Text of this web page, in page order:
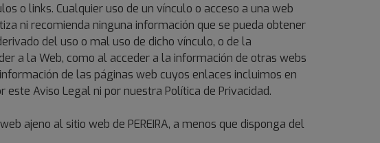
o links. Cualquier uso de un vínculo o acceso a una web
ni recomienda ninguna información que se pueda obtener
del uso o mal uso de dicho vínculo, o de la
a la Web, como al acceder a la información de otras webs
de las páginas web cuyos enlaces incluimos en
Aviso Legal ni por nuestra Política de Privacidad.
ajeno al sitio web de PEREIRA, a menos que disponga del